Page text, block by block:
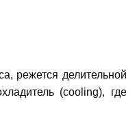
режется делительной
(cooling), где